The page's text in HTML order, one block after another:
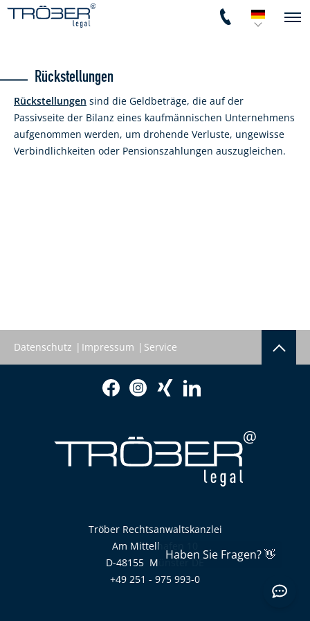
Rückstellungen
Rückstellungen sind die Geldbeträge, die auf der
Passivseite der Bilanz eines kaufmännischen Unternehmens
aufgenommen werden, um drohende Verluste, ungewisse
Verbindlichkeiten oder Pensionszahlungen auszugleichen.
Datenschutz Impressum Service
Tröber Rechtsanwaltskanzlei
Am Mittelhafen 10
D-48155 Münster DE
+49 251 - 975 993-0